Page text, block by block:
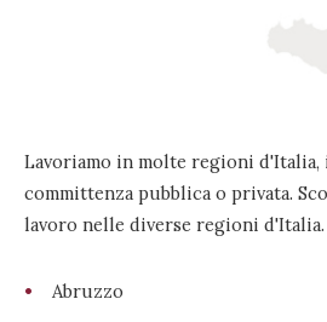
Lavoriamo in molte regioni
committenza pubblica o privata.
lavoro nelle diverse regioni d'Italia.
Abruzzo